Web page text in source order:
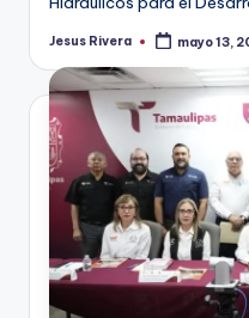
Publicado
Jesus Rivera mayo 13,